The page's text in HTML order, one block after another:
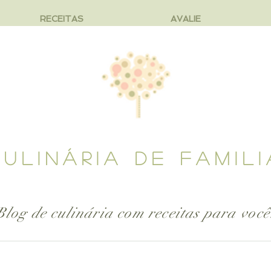
RECEITAS AVALIE
DE
de culinária com receitas para